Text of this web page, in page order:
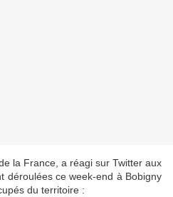
la France, a réagi sur Twitter aux
déroulées ce week-end à Bobigny
du territoire :